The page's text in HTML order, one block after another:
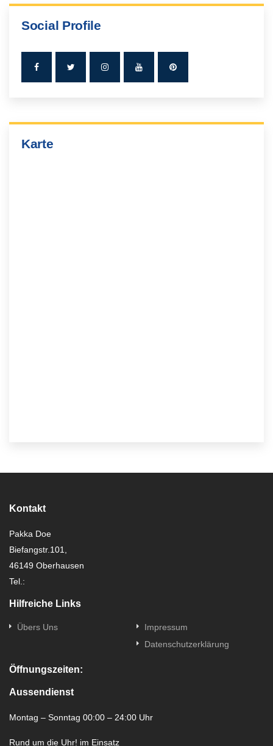
Social Profile
Karte
Kontakt
Pakka Doe
Biefangstr.101,
46149 Oberhausen
Tel.:
Hilfreiche Links
Übers Uns
Impressum
Datenschutzerklärung
Öffnungszeiten:
Aussendienst
Montag – Sonntag 00:00 – 24:00 Uhr
Rund um die Uhr! im Einsatz